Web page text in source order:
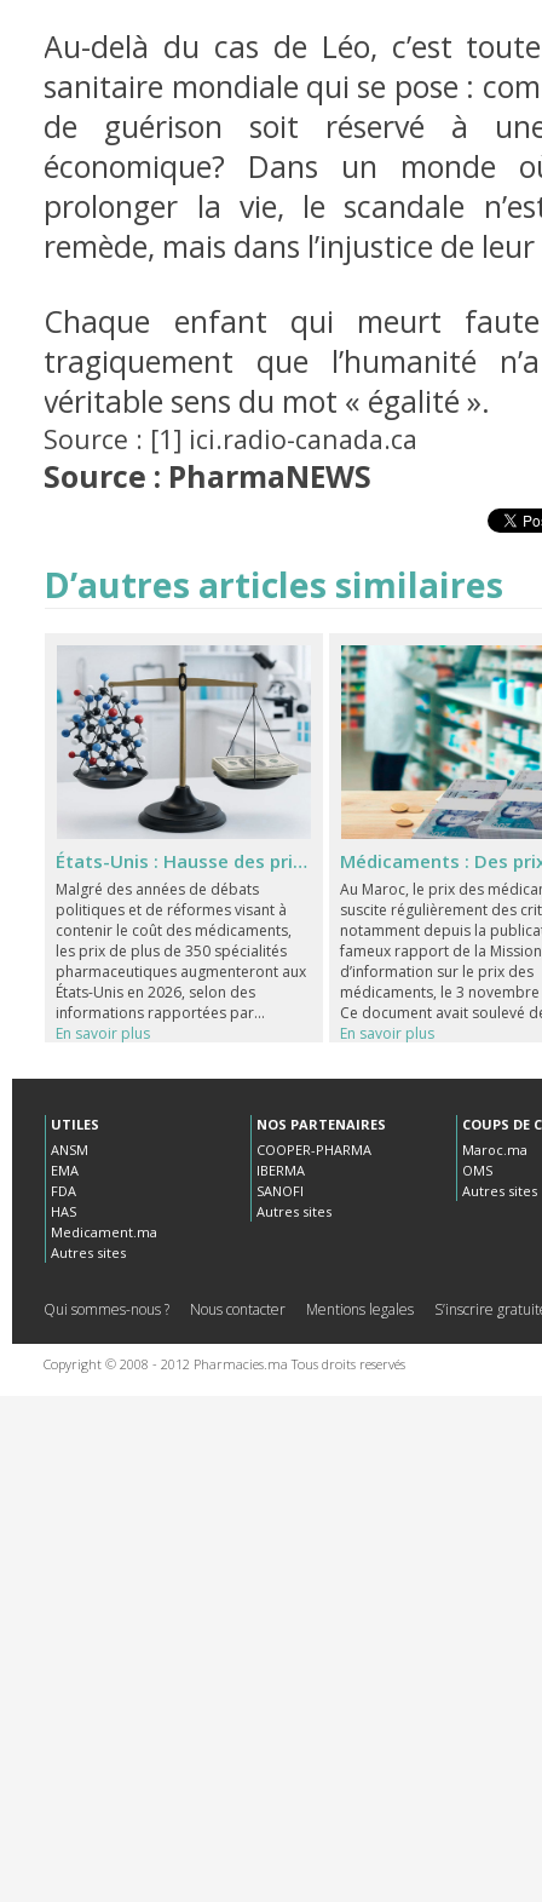
Au-delà du cas de Léo, c’est
sanitaire mondiale qui se pose :
de guérison soit réservé à
économique? Dans un monde
prolonger la vie, le scandale
remède, mais dans l’injustice de
Chaque enfant qui meurt
tragiquement que l’humanité
véritable sens du mot « égalité ».
Source : [1] ici.radio-canada.ca
Source : PharmaNEWS
D’autres articles similaires
États-Unis : Hausse des prix des médicaments malgré les pressions politiques
Malgré des années de débats
politiques et de réformes visant à
contenir le coût des médicaments,
les prix de plus de 350 spécialités
pharmaceutiques augmenteront aux
États-Unis en 2026, selon des
informations rapportées par...
En savoir plus
Au Maroc, le prix des
suscite régulièrement des
notamment depuis la
fameux rapport de la Mission
d’information sur le prix des
médicaments, le 3
Ce document avait soulevé
En savoir plus
UTILES
ANSM
EMA
FDA
HAS
Medicament.ma
Autres sites
NOS PARTENAIRES
COOPER-PHARMA
IBERMA
SANOFI
Autres sites
COUPS DE
Maroc.ma
OMS
Autres sites
Qui sommes-nous ? Nous contacter Mentions legales S’inscrire
Copyright © 2008 - 2012 Pharmacies.ma Tous droits reservés